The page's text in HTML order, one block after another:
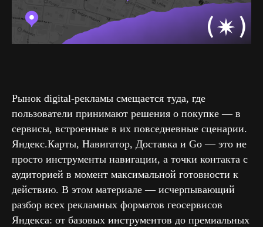
Рынок digital-рекламы смещается туда, где
пользователи принимают решения о покупке — в
сервисы, встроенные в их повседневные сценарии.
Яндекс.Карты, Навигатор, Доставка и Go — это не
просто инструменты навигации, а точки контакта с
аудиторией в момент максимальной готовности к
действию. В этом материале — исчерпывающий
разбор всех рекламных форматов геосервисов
Яндекса: от базовых инструментов до премиальных